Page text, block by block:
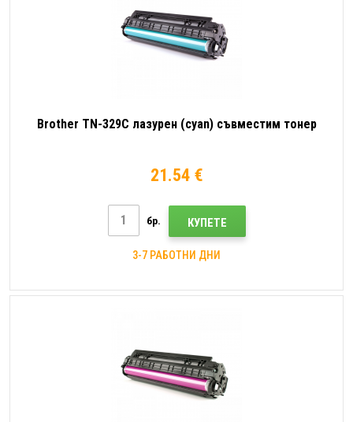
Brother TN-329C лазурен (cyan) съвместим тонер
21.54 €
бр. КУПЕТЕ
3-7 РАБОТНИ ДНИ